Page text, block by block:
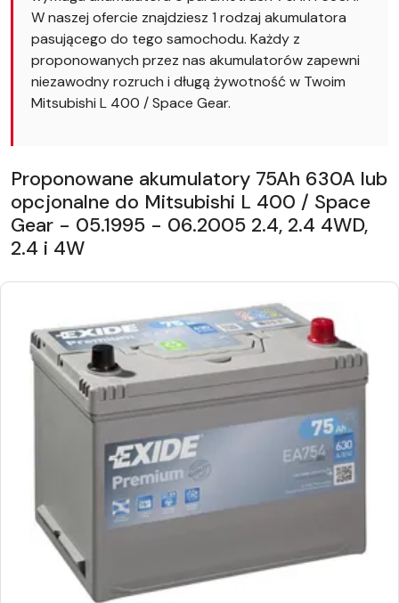
W naszej ofercie znajdziesz 1 rodzaj akumulatora
pasującego do tego samochodu. Każdy z
proponowanych przez nas akumulatorów zapewni
niezawodny rozruch i długą żywotność w Twoim
Mitsubishi L 400 / Space Gear.
Proponowane akumulatory 75Ah 630A lub
opcjonalne do Mitsubishi L 400 / Space
Gear - 05.1995 - 06.2005 2.4, 2.4 4WD,
2.4 i 4W